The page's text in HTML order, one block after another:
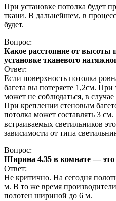
При установке потолка будет
ткани. В дальнейшем, в
будет.
Вопрос:
Какое расстояние от высоты
установке тканевого
Ответ:
Если поверхность потолка
багета вы потеряете 1,2см.
может не соблюдаться, в
При креплении стеновым
потолка может составлять 3
встраиваемых светильников
зависимости от типа
Вопрос:
Ширина 4.35 в комнате — это
Ответ:
Не критично. На сегодня
м. В то же время
полотен шириной до 6 м.